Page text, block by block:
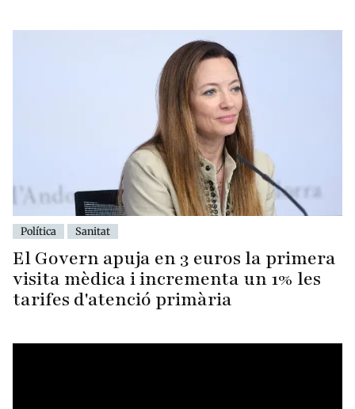
Política Sanitat
El Govern apuja en 3 euros la primera
visita mèdica i incrementa un 1% les
tarifes d'atenció primària